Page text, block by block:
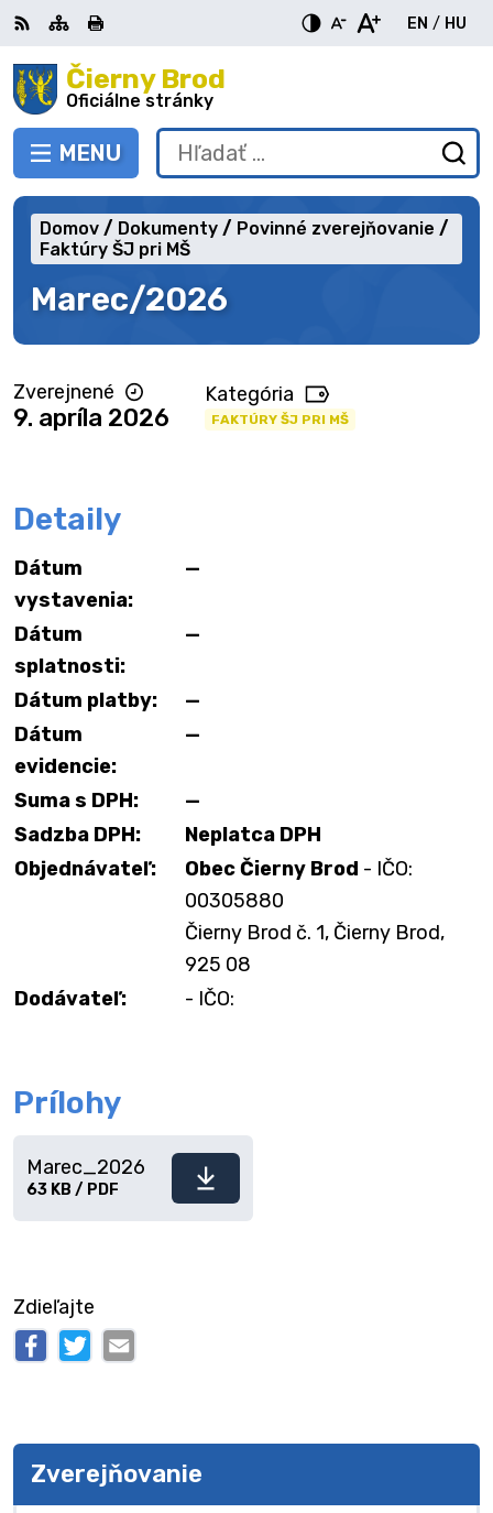
Preskočiť
na
obsah Čierny Brod
Oficiálne stránky
PREPNÚŤ
MENU
RSS MapaTlačiť
EN
English
/ HU
Hľadať:
Marec/2026
Domov Dokumenty
Povinné zverejňovanie
Faktúry ŠJ pri MŠ
Zverejnené
9. apríla 2026
Kategória
FAKTÚRY ŠJ PRI MŠ
Detaily
Dátum
vystavenia:
—
Dátum
splatnosti:
—
Dátum platby:
—
Dátum
evidencie:
—
Suma s DPH:
—
Sadzba DPH:
Neplatca DPH
Objednávateľ:
Obec Čierny Brod - IČO:
00305880
Čierny Brod č. 1, Čierny Brod,
925 08
Dodávateľ:
- IČO:
Prílohy
Stiahnuť
Marec_2026
63 KB / PDF
Zdieľajte
Zverejňovanie